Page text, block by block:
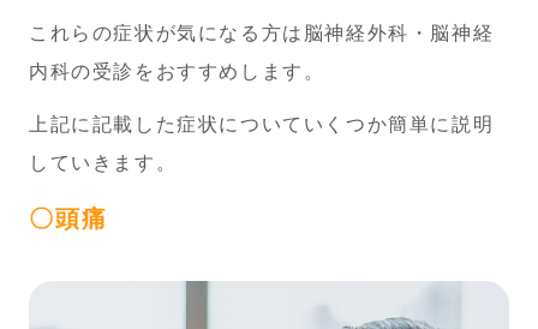
これらの症状が気になる方は脳神経外科・脳神経
内科の受診をおすすめします。
上記に記載した症状についていくつか簡単に説明
していきます。
〇頭痛